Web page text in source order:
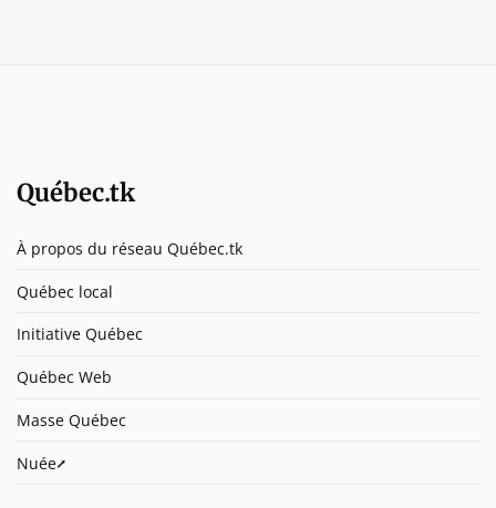
Québec.tk
À propos du réseau Québec.tk
Québec local
Initiative Québec
Québec Web
Masse Québec
Nuée⭧